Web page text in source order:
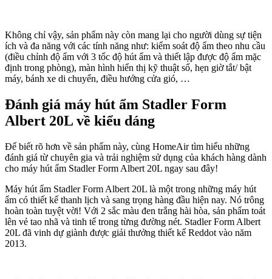
Không chỉ vậy, sản phẩm này còn mang lại cho người dùng sự tiện
ích và đa năng với các tính năng như: kiểm soát độ ẩm theo nhu cầu
(điều chỉnh độ ẩm với 3 tốc độ hút ẩm và thiết lập được độ ẩm mặc
định trong phòng), màn hình hiển thị kỹ thuật số, hẹn giờ tắt/ bật
máy, bánh xe di chuyển, điều hướng cửa gió, …
Đánh giá máy hút ẩm Stadler Form
Albert 20L về kiểu dáng
Để biết rõ hơn về sản phẩm này, cùng HomeAir tìm hiểu những
đánh giá từ chuyên gia và trải nghiệm sử dụng của khách hàng dành
cho máy hút ẩm Stadler Form Albert 20L ngay sau đây!
Máy hút ẩm Stadler Form Albert 20L là một trong những máy hút
ẩm có thiết kế thanh lịch và sang trọng hàng đầu hiện nay. Nó trông
hoàn toàn tuyệt vời! Với 2 sắc màu đen trắng hài hòa, sản phẩm toát
lên vẻ tao nhã và tinh tế trong từng đường nét. Stadler Form Albert
20L đã vinh dự giành được giải thưởng thiết kế Reddot vào năm
2013.